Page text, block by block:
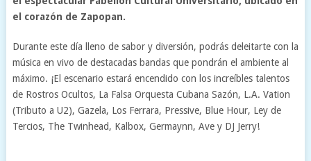
el corazón de Zapopan.
Durante este día lleno de sabor y diversión, podrás deleitarte con la
música en vivo de destacadas bandas que pondrán el ambiente al
máximo. ¡El escenario estará encendido con los increíbles talentos
de Rostros Ocultos, La Falsa Orquesta Cubana Sazón, L.A. Vation
(Tributo a U2), Gazela, Los Ferrara, Pressive, Blue Hour, Ley de
Tercios, The Twinhead, Kalbox, Germaynn, Ave y DJ Jerry!